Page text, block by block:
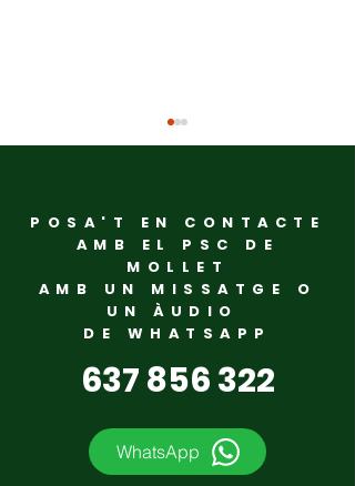
‘’Nosaltres no
governem ni a cop de
titular ni a base de
crits. Ho fem amb
rigor, planifi cació i
sentit de ciutat’’
POSA'T EN CONTACTE
AMB EL PSC DE
MOLLET
AMB UN MISSATGE O
UN ÀUDIO
DE WHATSAPP
637 856 322
WhatsApp